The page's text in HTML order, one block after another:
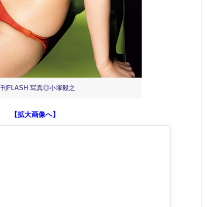
FLASH 写真◎小塚毅之
【拡大画像へ】